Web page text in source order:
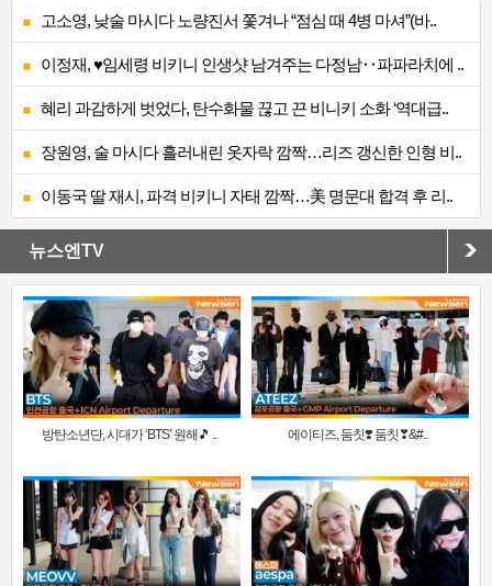
고소영, 낮술 마시다 노량진서 쫓겨나 “점심 때 4병 마셔”(바..
이정재, ♥임세령 비키니 인생샷 남겨주는 다정남‥파파라치에 ..
혜리 과감하게 벗었다, 탄수화물 끊고 끈 비니키 소화 ‘역대급..
장원영, 술 마시다 흘러내린 옷자락 깜짝…리즈 갱신한 인형 비..
이동국 딸 재시, 파격 비키니 자태 깜짝…美 명문대 합격 후 리..
뉴스엔TV
방탄소년단, 시대가 ‘BTS’ 원해🎵 .. 에이티즈, 둠칫❣️ 둠칫❣&#..